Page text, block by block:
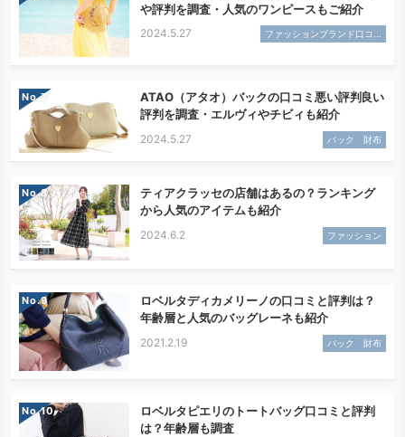
や評判を調査・人気のワンピースもご紹介
2024.5.27 ファッションブランド口コ...
No.
ATAO（アタオ）バックの口コミ悪い評判良い
評判を調査・エルヴィやチビィも紹介
2024.5.27 バック 財布
No.
ティアクラッセの店舗はあるの？ランキング
から人気のアイテムも紹介
2024.6.2 ファッション
No.
ロベルタディカメリーノの口コミと評判は？
年齢層と人気のバッグレーネも紹介
2021.2.19 バック 財布
No.
ロベルタピエリのトートバッグ口コミと評判
は？年齢層も調査